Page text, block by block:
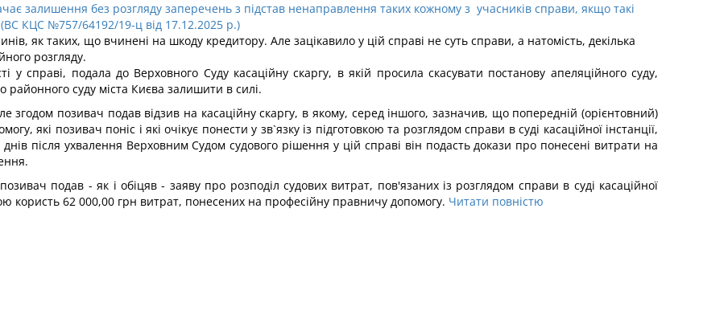
залишення без розгляду заперечень з підстав ненаправлення таких кожному з учасників справи, якщо такі
(ВС КЦС №757/64192/19-ц від 17.12.2025 р.)
як таких, що вчинені на шкоду кредитору. Але зацікавило у цій справі не суть справи, а натомість, декілька
розгляду.
у справі, подала до Верховного Суду касаційну скаргу, в якій просила скасувати постанову апеляційного суду,
суду міста Києва залишити в силі.
згодом позивач подав відзив на касаційну скаргу, в якому, серед іншого, зазначив, що попередній (орієнтовний)
які позивач поніс і які очікує понести у зв`язку із підготовкою та розглядом справи в суді касаційної інстанції,
після ухвалення Верховним Судом судового рішення у цій справі він подасть докази про понесені витрати на
подав - як і обіцяв - заяву про розподіл судових витрат, пов'язаних із розглядом справи в суді касаційної
користь 62 000,00 грн витрат, понесених на професійну правничу допомогу. Читати повністю